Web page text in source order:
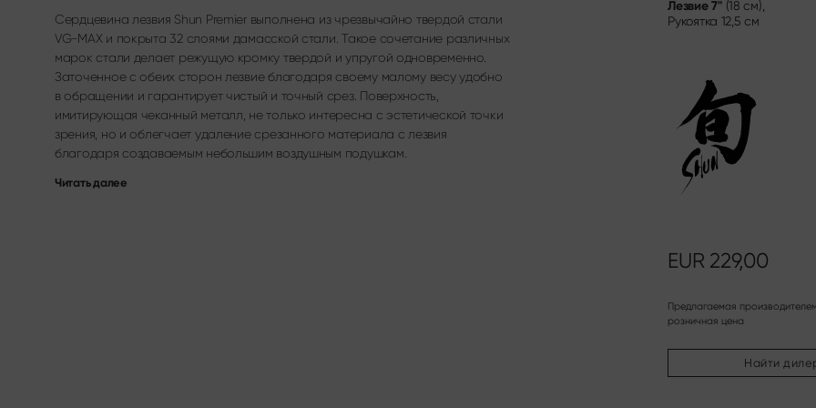
Сердцевина лезвия Shun Premier выполнена из чрезвычайно твердой стали
VG-MAX и покрыта 32 слоями дамасской стали. Такое сочетание различных
марок стали делает режущую кромку твердой и упругой одновременно.
Заточенное с обеих сторон лезвие благодаря своему малому весу удобно
в обращении и гарантирует чистый и точный срез. Поверхность,
имитирующая чеканный металл, не только интересна с эстетической точки
зрения, но и облегчает удаление срезанного материала с лезвия
благодаря создаваемым небольшим воздушным подушкам.
Читать далее
Лезвие7"(18 см),
Рукоятка 12,5 см
EUR 229,00
Предлагаемая
розничная цена
Найти